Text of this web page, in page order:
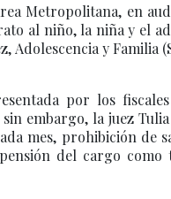
Metropolitana, en
al niño, la niña y el
Adolescencia y
por los
embargo, la juez
mes, prohibición
del cargo